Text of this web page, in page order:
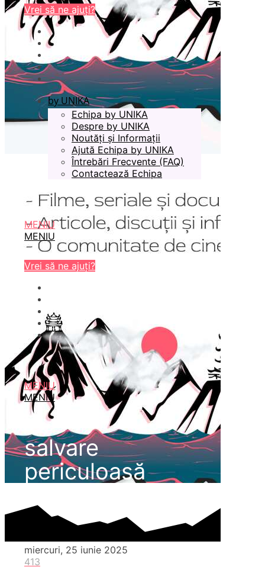
Vrei să ne ajuți?
by UNIKA
Echipa by UNIKA
Despre by UNIKA
Noutăți și Informații
Ajută Echipa by UNIKA
Întrebări Frecvente (FAQ)
Contactează Echipa
MENIU
MENIU
Vrei să ne ajuți?
MENIU
MENIU
salvare
periculoasă
miercuri, 25 iunie 2025
413